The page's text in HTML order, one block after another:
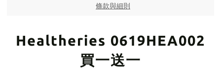
條款與細則
Healtheries 0619HEA002
買一送一